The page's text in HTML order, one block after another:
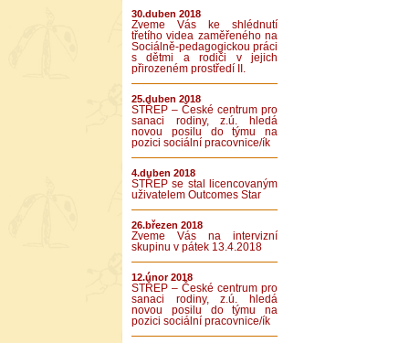
30.duben 2018
Zveme Vás ke shlédnutí
třetího videa zaměřeného na
Sociálně-pedagogickou práci
s dětmi a rodiči v jejich
přirozeném prostředí II.
25.duben 2018
STŘEP – České centrum pro
sanaci rodiny, z.ú. hledá
novou posilu do týmu na
pozici sociální pracovnice/ík
4.duben 2018
STŘEP se stal licencovaným
uživatelem Outcomes Star
26.březen 2018
Zveme Vás na intervizní
skupinu v pátek 13.4.2018
12.únor 2018
STŘEP – České centrum pro
sanaci rodiny, z.ú. hledá
novou posilu do týmu na
pozici sociální pracovnice/ík